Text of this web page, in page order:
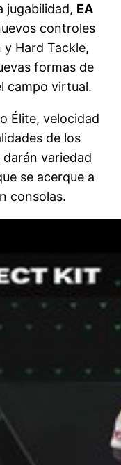
jugabilidad, EA
controles
Hard Tackle,
formas de
campo virtual.
Élite, velocidad
de los
variedad
se acerque a
consolas.